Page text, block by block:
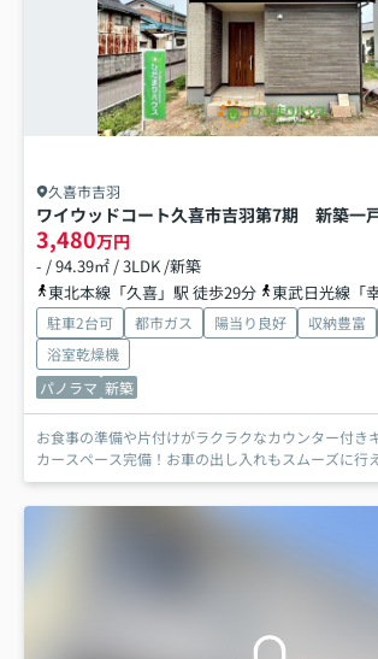
久喜市吉羽
3,480万円
- / 94.39㎡ / 3LDK /新築
東北本線「久喜」駅 徒歩29分
東武日光線「
駐車2台可 都市ガス 陽当り良好 収納豊富
浴室乾燥機
パノラマ 新築
お食事の準備や片付けがラクラクなカウンター付きキッチ
カースペース完備！お車の出し入れもスムーズに行